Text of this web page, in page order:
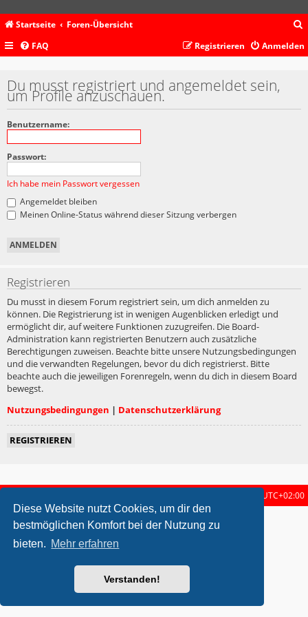
Diese Website nutzt Cookies, um dir den
bestmöglichen Komfort bei der Nutzung zu
bieten. Mehr erfahren
Verstanden!
Startseite Foren-Übersicht
c
FAQ Anmelden
Registrieren
Du musst registriert und angemeldet sein,
um Profile anzuschauen.
Benutzername:
Passwort:
Ich habe mein Passwort vergessen
Angemeldet bleiben
Meinen Online-Status während dieser Sitzung verbergen
Registrieren
Du musst in diesem Forum registriert sein, um dich anmelden zu
können. Die Registrierung ist in wenigen Augenblicken erledigt und
ermöglicht dir, auf weitere Funktionen zuzugreifen. Die Board-
Administration kann registrierten Benutzern auch zusätzliche
Berechtigungen zuweisen. Beachte bitte unsere Nutzungsbedingungen
und die verwandten Regelungen, bevor du dich registrierst. Bitte
beachte auch die jeweiligen Forenregeln, wenn du dich in diesem Board
bewegst.
Nutzungsbedingungen | Datenschutzerklärung
REGISTRIEREN
UTC+02:00
metrolike style by Eric Seguin Updated for phpBB3.2 by
Powered byphpBB ® Forum Software © phpBB Limited
Deutsche Übersetzung durch